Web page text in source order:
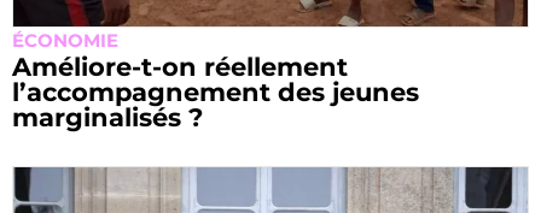
ÉCONOMIE
Améliore-t-on réellement
l’accompagnement des jeunes
marginalisés ?